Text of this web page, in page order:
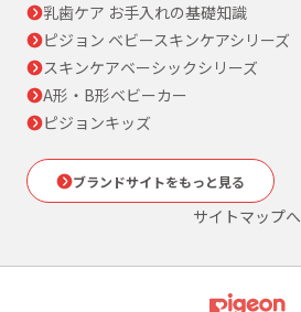
乳歯ケア お手入れの基礎知識
ピジョン ベビースキンケアシリーズ
スキンケアベーシックシリーズ
A形・B形ベビーカー
ピジョンキッズ
ブランドサイトをもっと見る
サイトマップへ